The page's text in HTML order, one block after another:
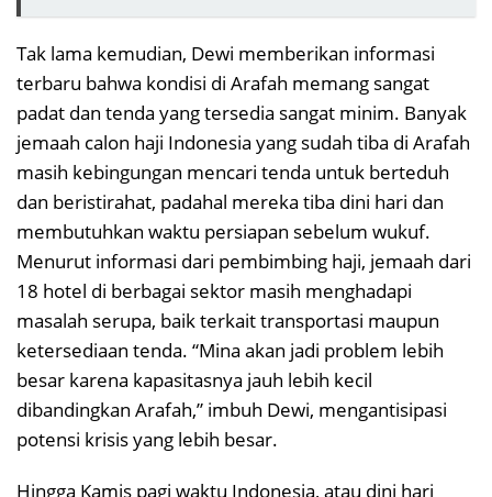
Tak lama kemudian, Dewi memberikan informasi
terbaru bahwa kondisi di Arafah memang sangat
padat dan tenda yang tersedia sangat minim. Banyak
jemaah calon haji Indonesia yang sudah tiba di Arafah
masih kebingungan mencari tenda untuk berteduh
dan beristirahat, padahal mereka tiba dini hari dan
membutuhkan waktu persiapan sebelum wukuf.
Menurut informasi dari pembimbing haji, jemaah dari
18 hotel di berbagai sektor masih menghadapi
masalah serupa, baik terkait transportasi maupun
ketersediaan tenda. “Mina akan jadi problem lebih
besar karena kapasitasnya jauh lebih kecil
dibandingkan Arafah,” imbuh Dewi, mengantisipasi
potensi krisis yang lebih besar.
Hingga Kamis pagi waktu Indonesia, atau dini hari